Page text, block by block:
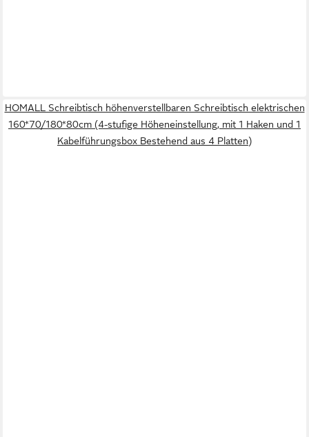
HOMALL Schreibtisch höhenverstellbaren Schreibtisch elektrischen
160*70/180*80cm (4-stufige Höheneinstellung, mit 1 Haken und 1
Kabelführungsbox Bestehend aus 4 Platten)